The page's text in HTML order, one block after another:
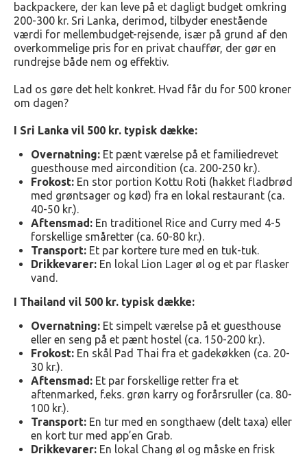
backpackere, der kan leve på et dagligt budget omkring
200-300 kr. Sri Lanka, derimod, tilbyder enestående
værdi for mellembudget-rejsende, især på grund af den
overkommelige pris for en privat chauffør, der gør en
rundrejse både nem og effektiv.
Lad os gøre det helt konkret. Hvad får du for 500 kroner
om dagen?
I Sri Lanka vil 500 kr. typisk dække:
Overnatning: Et pænt værelse på et familiedrevet
guesthouse med aircondition (ca. 200-250 kr.).
Frokost: En stor portion Kottu Roti (hakket fladbrød
med grøntsager og kød) fra en lokal restaurant (ca.
40-50 kr.).
Aftensmad: En traditionel Rice and Curry med 4-5
forskellige småretter (ca. 60-80 kr.).
Transport: Et par kortere ture med en tuk-tuk.
Drikkevarer: En lokal Lion Lager øl og et par flasker
vand.
I Thailand vil 500 kr. typisk dække:
Overnatning: Et simpelt værelse på et guesthouse
eller en seng på et pænt hostel (ca. 150-200 kr.).
Frokost: En skål Pad Thai fra et gadekøkken (ca. 20-
30 kr.).
Aftensmad: Et par forskellige retter fra et
aftenmarked, f.eks. grøn karry og forårsruller (ca. 80-
100 kr.).
Transport: En tur med en songthaew (delt taxa) eller
en kort tur med app’en Grab.
Drikkevarer: En lokal Chang øl og måske en frisk